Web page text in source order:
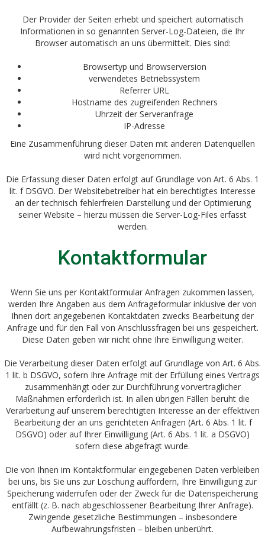
Der Provider der Seiten erhebt und speichert automatisch
Informationen in so genannten Server-Log-Dateien, die Ihr
Browser automatisch an uns übermittelt. Dies sind:
Browsertyp und Browserversion
verwendetes Betriebssystem
Referrer URL
Hostname des zugreifenden Rechners
Uhrzeit der Serveranfrage
IP-Adresse
Eine Zusammenführung dieser Daten mit anderen Datenquellen
wird nicht vorgenommen.
Die Erfassung dieser Daten erfolgt auf Grundlage von Art. 6 Abs. 1
lit. f DSGVO. Der Websitebetreiber hat ein berechtigtes Interesse
an der technisch fehlerfreien Darstellung und der Optimierung
seiner Website – hierzu müssen die Server-Log-Files erfasst
werden.
Kontaktformular
Wenn Sie uns per Kontaktformular Anfragen zukommen lassen,
werden Ihre Angaben aus dem Anfrageformular inklusive der von
Ihnen dort angegebenen Kontaktdaten zwecks Bearbeitung der
Anfrage und für den Fall von Anschlussfragen bei uns gespeichert.
Diese Daten geben wir nicht ohne Ihre Einwilligung weiter.
Die Verarbeitung dieser Daten erfolgt auf Grundlage von Art. 6 Abs.
1 lit. b DSGVO, sofern Ihre Anfrage mit der Erfüllung eines Vertrags
zusammenhängt oder zur Durchführung vorvertraglicher
Maßnahmen erforderlich ist. In allen übrigen Fällen beruht die
Verarbeitung auf unserem berechtigten Interesse an der effektiven
Bearbeitung der an uns gerichteten Anfragen (Art. 6 Abs. 1 lit. f
DSGVO) oder auf Ihrer Einwilligung (Art. 6 Abs. 1 lit. a DSGVO)
sofern diese abgefragt wurde.
Die von Ihnen im Kontaktformular eingegebenen Daten verbleiben
bei uns, bis Sie uns zur Löschung auffordern, Ihre Einwilligung zur
Speicherung widerrufen oder der Zweck für die Datenspeicherung
entfällt (z. B. nach abgeschlossener Bearbeitung Ihrer Anfrage).
Zwingende gesetzliche Bestimmungen – insbesondere
Aufbewahrungsfristen – bleiben unberührt.